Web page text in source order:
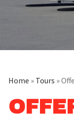
Home » Tours »